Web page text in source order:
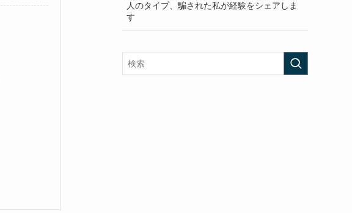
人のタイプ、騙された私が経験をシェアしま
す